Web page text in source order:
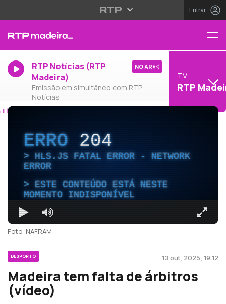
Entrar
RTP Notícias (RTP
Madeira)
Emissão em simultâneo com RTP
Notícias
NO AR
TV
RTP
ERRO204
HLS.JS FATAL ERROR - NETWORK
ERROR
ESTE CONTEÚDO ESTÁ NESTE
MOMENTO INDISPONÍVEL
Foto: NAFRAM
DESPORTO 13 out, 2025, 19:12
Madeira tem falta de árbitros
(vídeo)